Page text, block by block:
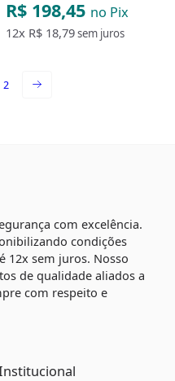
R$ 198,45 no Pix
12x R$ 18,79sem juros
2
com excelência.
condições
12x sem juros. Nosso
de qualidade aliados a
com respeito e